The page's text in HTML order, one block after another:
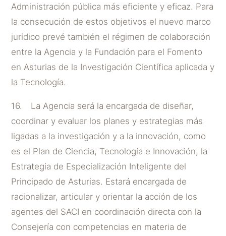
Administración pública más eficiente y eficaz. Para
la consecución de estos objetivos el nuevo marco
jurídico prevé también el régimen de colaboración
entre la Agencia y la Fundación para el Fomento
en Asturias de la Investigación Científica aplicada y
la Tecnología.
16. La Agencia será la encargada de diseñar,
coordinar y evaluar los planes y estrategias más
ligadas a la investigación y a la innovación, como
es el Plan de Ciencia, Tecnología e Innovación, la
Estrategia de Especialización Inteligente del
Principado de Asturias. Estará encargada de
racionalizar, articular y orientar la acción de los
agentes del SACI en coordinación directa con la
Consejería con competencias en materia de